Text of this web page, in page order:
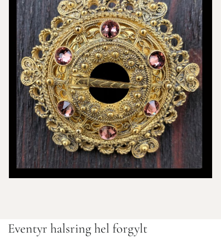
Eventyr halsring hel forgylt